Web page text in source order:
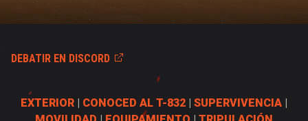
DEBATIR EN DISCORD
EXTERIOR | CONOCED AL T-832 | SUPERVIVENCIA |